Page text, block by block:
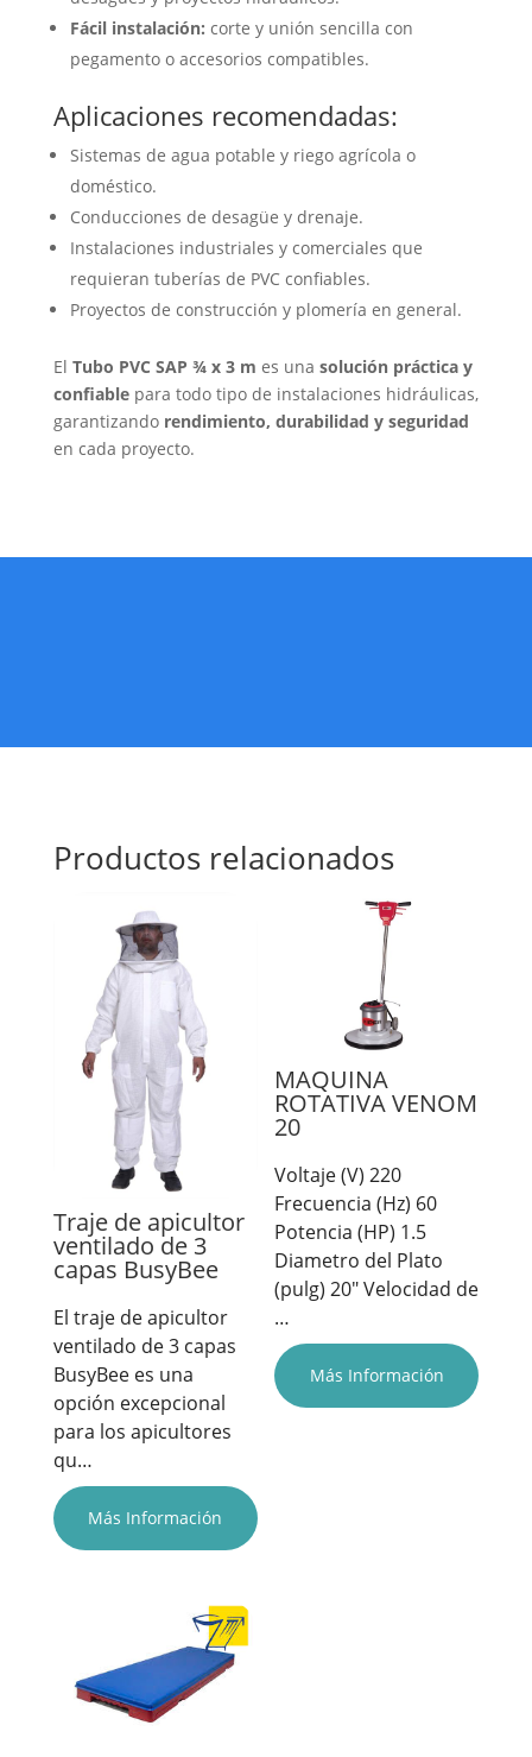
Fácil instalación: corte y unión sencilla con
pegamento o accesorios compatibles.
Aplicaciones recomendadas:
Sistemas de agua potable y riego agrícola o
doméstico.
Conducciones de desagüe y drenaje.
Instalaciones industriales y comerciales que
requieran tuberías de PVC confiables.
Proyectos de construcción y plomería en general.
El Tubo PVC SAP ¾ x 3 m es una solución práctica y
confiablepara todo tipo de instalaciones hidráulicas,
garantizando rendimiento, durabilidad y seguridad
en cada proyecto.
Productos relacionados
Traje de apicultor
ventilado de 3
capas BusyBee
El traje de apicultor
ventilado de 3 capas
BusyBee es una
opción excepcional
para los apicultores
qu…
Más Información
MAQUINA
ROTATIVA VENOM
20
Voltaje (V) 220
Frecuencia (Hz) 60
Potencia (HP) 1.5
Diametro del Plato
(pulg) 20" Velocidad de
…
Más Información